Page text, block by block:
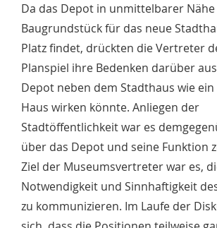
Da das Depot in unmittelbarer Nähe
Baugrundstück für das neue
Platz findet, drückten die Vertreter
Planspiel ihre Bedenken darüber
Depot neben dem Stadthaus wie
Haus wirken könnte. Anliegen der
Stadtöffentlichkeit war es
über das Depot und seine Funktion
Ziel der Museumsvertreter war es,
Notwendigkeit und Sinnhaftigkeit
zu kommunizieren. Im Laufe der